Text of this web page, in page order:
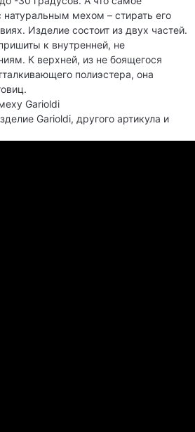
мехом – стирать его
Изделие состоит из двух частей.
к внутренней, не
К верхней, из не боящегося
полиэстера, она
Garioldi
Garioldi, другого артикула и